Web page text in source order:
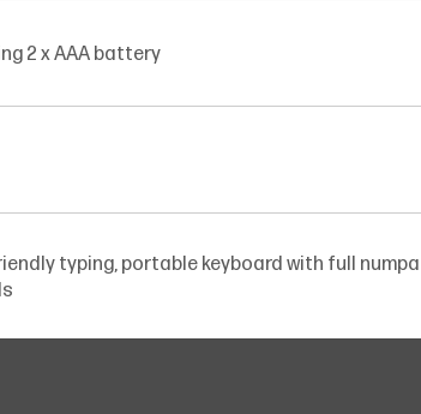
2 x AAA battery
typing, portable keyboard with full